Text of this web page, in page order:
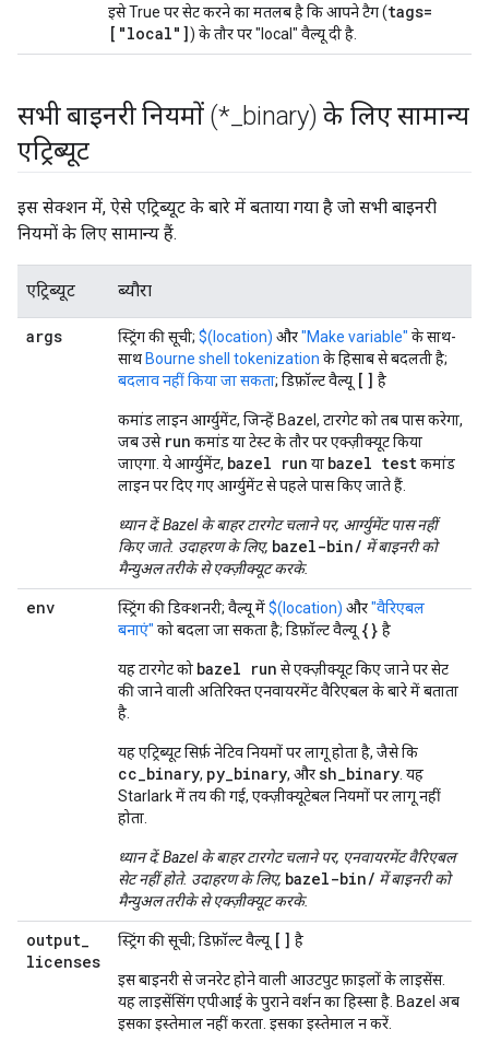
इसे True पर सेट करने का मतलब है कि आपने टैग (tags=
["local"]) के तौर पर "local" वैल्यू दी है.
सभी बाइनरी नियमों (* binary) के लिए सामान्य
एट्रिब्यूट
इस सेक्शन में, ऐसे एट्रिब्यूट के बारे में बताया गया है जो सभी बाइनरी
नियमों के लिए सामान्य हैं.
एट्रिब्यूट ब्यौरा
args स्ट्रिंग की सूची; $(location) और"Make variable" के साथ-
साथ Bourne shell tokenization के हिसाब से बदलती है;
बदलाव नहीं किया जा सकता; डिफ़ॉल्ट वैल्यू [] है
कमांड लाइन आर्ग्युमेंट, जिन्हें Bazel, टारगेट को तब पास करेगा,
जब उसे run कमांड या टेस्ट के तौर पर एक्ज़ीक्यूट किया
जाएगा. ये आर्ग्युमेंट, bazel run या bazel testकमांड
लाइन पर दिए गए आर्ग्युमेंट से पहले पास किए जाते हैं.
ध्यान दें: Bazel के बाहर टारगेट चलाने पर, आर्ग्युमेंट पास नहीं
किए जाते. उदाहरण के लिए, bazel-bin/ में बाइनरी को
मैन्युअल तरीके से एक्ज़ीक्यूट करके.
env स्ट्रिंग की डिक्शनरी; वैल्यू में$(location) और"वैरिएबल
बनाएं" को बदला जा सकता है; डिफ़ॉल्ट वैल्यू {} है
यह टारगेट को bazel run से एक्ज़ीक्यूट किए जाने पर सेट
की जाने वाली अतिरिक्त एनवायरमेंट वैरिएबल के बारे में बताता
है.
यह एट्रिब्यूट सिर्फ़ नेटिव नियमों पर लागू होता है, जैसे कि
cc_binary, py_binary, औरsh_binary . यह
Starlark में तय की गई, एक्ज़ीक्यूटेबल नियमों पर लागू नहीं
होता.
ध्यान दें: Bazel के बाहर टारगेट चलाने पर, एनवायरमेंट वैरिएबल
सेट नहीं होते. उदाहरण के लिए, bazel-bin/ में बाइनरी को
मैन्युअल तरीके से एक्ज़ीक्यूट करके.
output_
licenses
स्ट्रिंग की सूची; डिफ़ॉल्ट वैल्यू [] है
इस बाइनरी से जनरेट होने वाली आउटपुट फ़ाइलों के लाइसेंस.
यह लाइसेंसिंग एपीआई के पुराने वर्शन का हिस्सा है. Bazel अब
इसका इस्तेमाल नहीं करता. इसका इस्तेमाल न करें.